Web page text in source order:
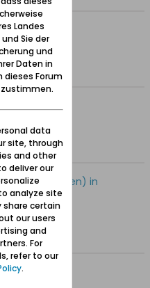
Rosengart(en) in
Stożki
Landes
Sie der
und
Daten in
dieses Forum
data
site, through
and other
deliver our
analyze site
share certain
our users
and
For
refer to our
.